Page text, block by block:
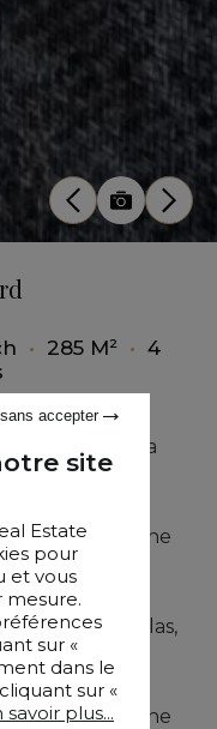
• 285 M² • 4
sur la
villa
en
moderne
elle offre un
de l’Atlas,
autour d’une
site
Estate
pour
et vous
mesure.
sur «
dans le
sur «
savoir plus...
accepter